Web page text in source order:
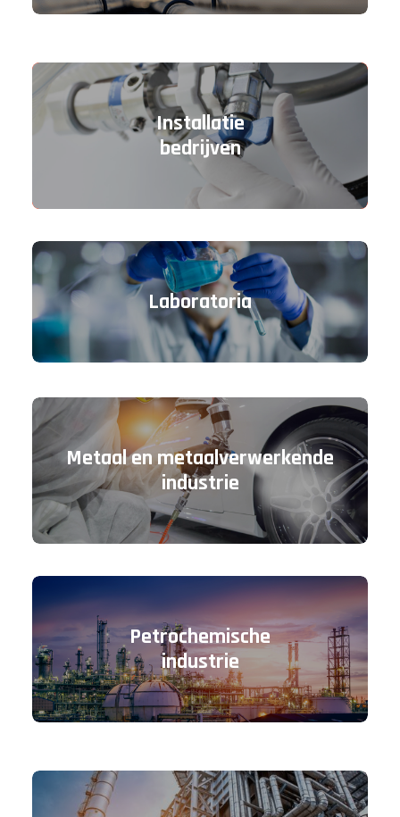
Installatie
bedrijven
Laboratoria
Metaal en metaalverwerkende
industrie
Petrochemische
industrie